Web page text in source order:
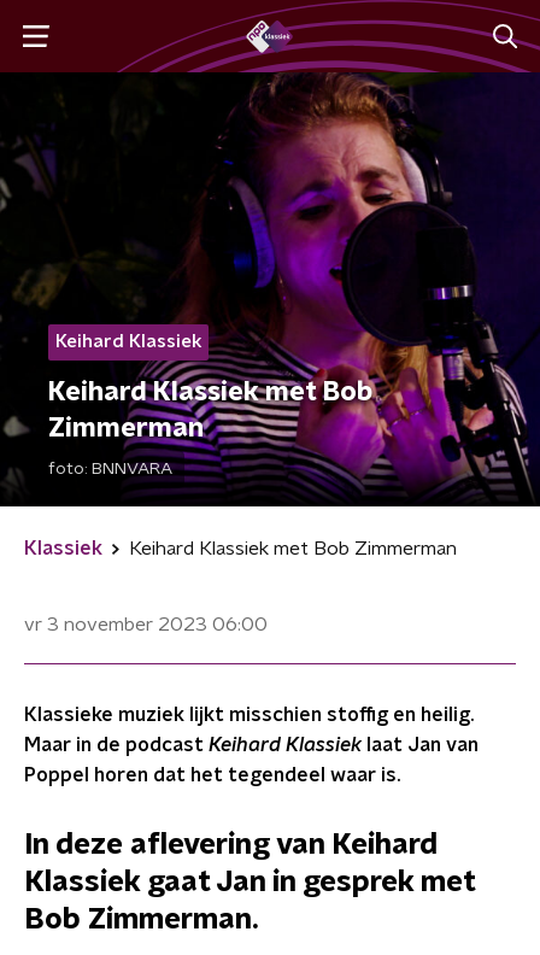
Keihard Klassiek
Keihard Klassiek met Bob
Zimmerman
foto: BNNVARA
Klassiek Keihard Klassiek met Bob Zimmerman
vr 3 november 2023 06:00
Klassieke muziek lijkt misschien stoffig en heilig.
Maar in de podcast Keihard Klassieklaat Jan van
Poppel horen dat het tegendeel waar is.
In deze aflevering van Keihard
Klassiek gaat Jan in gesprek met
Bob Zimmerman.